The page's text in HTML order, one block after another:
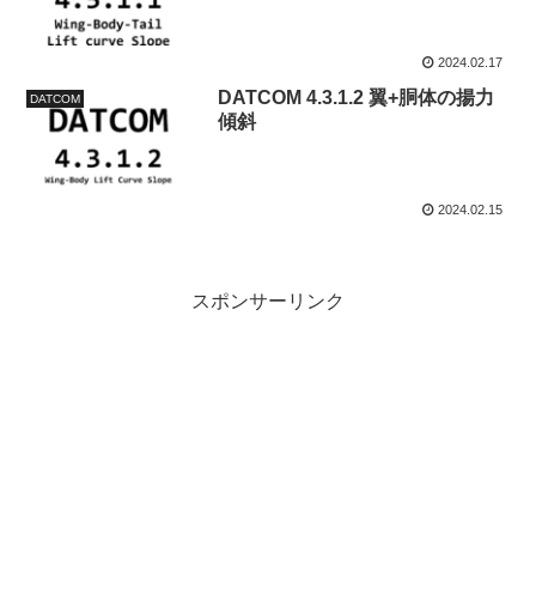
2024.02.17
DATCOM
DATCOM 4.3.1.2 翼+胴体の揚力
傾斜
2024.02.15
スポンサーリンク